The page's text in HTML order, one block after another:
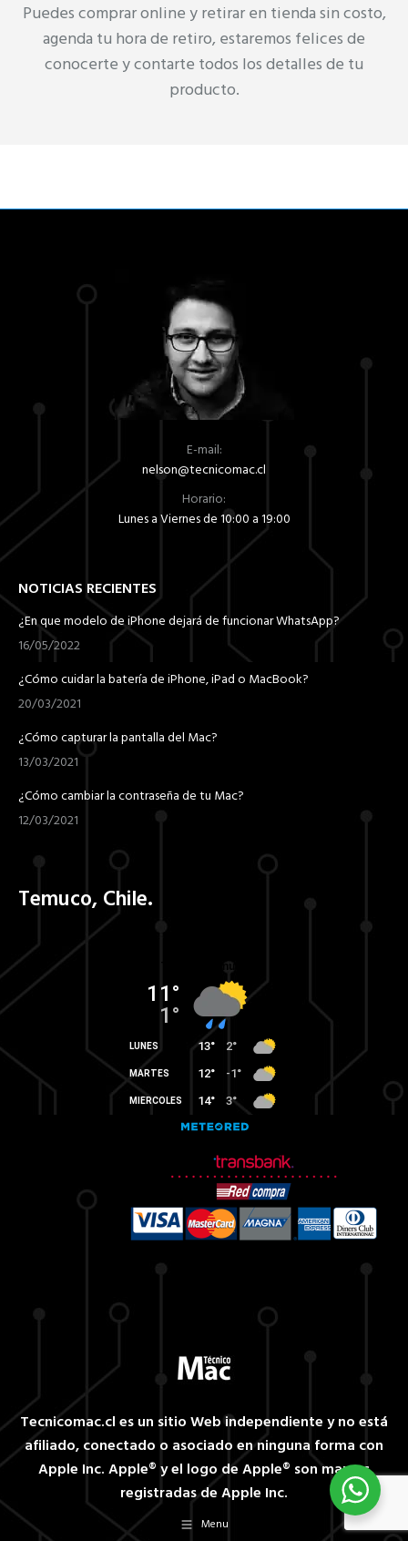
Puedes comprar online y retirar en tienda sin costo,
agenda tu hora de retiro, estaremos felices de
conocerte y contarte todos los detalles de tu
producto.
E-mail:
nelson@tecnicomac.cl
Horario:
Lunes a Viernes de 10:00 a 19:00
NOTICIAS RECIENTES
¿En que modelo de iPhone dejará de funcionar WhatsApp?
16/05/2022
¿Cómo cuidar la batería de iPhone, iPad o MacBook?
20/03/2021
¿Cómo capturar la pantalla del Mac?
13/03/2021
¿Cómo cambiar la contraseña de tu Mac?
12/03/2021
Temuco, Chile.
Tecnicomac.cl es un sitio Web independiente y no está
afiliado, conectado o asociado en ninguna forma con
Apple Inc. Apple® y el logo de Apple® son marcas
registradas de Apple Inc.
Menu